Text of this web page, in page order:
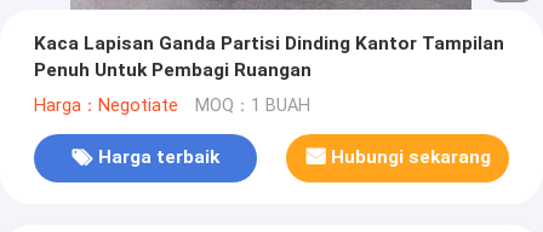
Kaca Lapisan Ganda Partisi Dinding Kantor Tampilan
Penuh Untuk Pembagi Ruangan
Harga：Negotiate MOQ：1 BUAH
Harga terbaik Hubungi sekarang